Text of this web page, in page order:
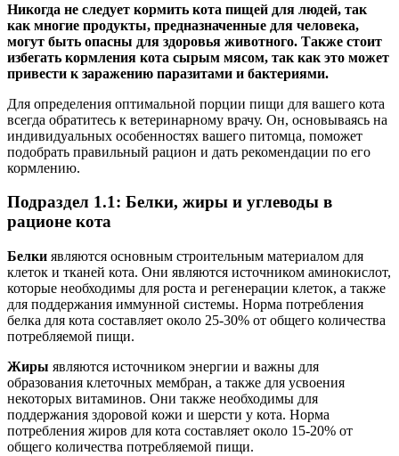
Никогда не следует кормить кота пищей для людей, так
как многие продукты, предназначенные для человека,
могут быть опасны для здоровья животного. Также стоит
избегать кормления кота сырым мясом, так как это может
привести к заражению паразитами и бактериями.
Для определения оптимальной порции пищи для вашего кота
всегда обратитесь к ветеринарному врачу. Он, основываясь на
индивидуальных особенностях вашего питомца, поможет
подобрать правильный рацион и дать рекомендации по его
кормлению.
Подраздел 1.1: Белки, жиры и углеводы в
рационе кота
Белки являются основным строительным материалом для
клеток и тканей кота. Они являются источником аминокислот,
которые необходимы для роста и регенерации клеток, а также
для поддержания иммунной системы. Норма потребления
белка для кота составляет около 25-30% от общего количества
потребляемой пищи.
Жиры являются источником энергии и важны для
образования клеточных мембран, а также для усвоения
некоторых витаминов. Они также необходимы для
поддержания здоровой кожи и шерсти у кота. Норма
потребления жиров для кота составляет около 15-20% от
общего количества потребляемой пищи.